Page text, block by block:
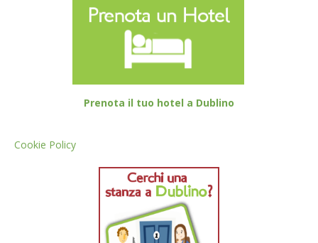
Prenota il tuo hotel a Dublino
Cookie Policy